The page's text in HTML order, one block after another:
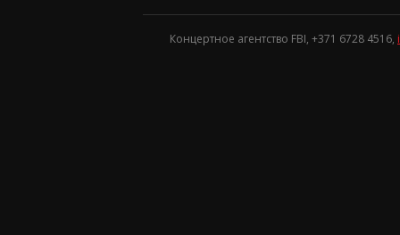
Концертное агентство FBI, +371 6728 4516,